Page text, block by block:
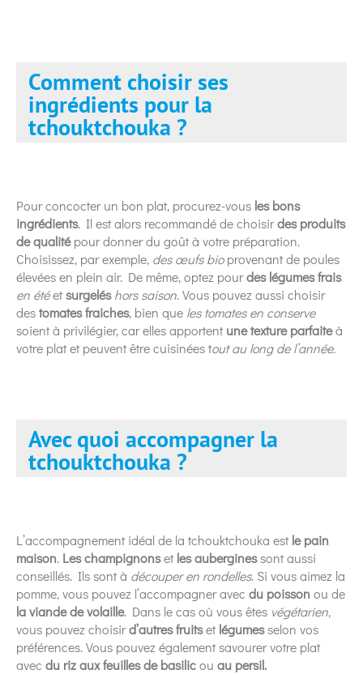
Comment choisir ses
ingrédients pour la
tchouktchouka ?
Pour concocter un bon plat, procurez-vous les bons
ingrédients. Il est alors recommandé de choisirdes produits
de qualitépour donner du goût à votre préparation.
Choisissez, par exemple, des œufs bioprovenant de poules
élevées en plein air. De même, optez pourdes légumes frais
en étéetsurgeléshors saison. Vous pouvez aussi choisir
destomates fraiches, bien que les tomates en conserve
soient à privilégier, car elles apportentune texture parfaiteà
votre plat et peuvent être cuisinées tout au long de l’année.
Avec quoi accompagner la
tchouktchouka ?
L’accompagnement idéal de la tchouktchouka estle pain
maison. Les champignonsetles auberginessont aussi
conseillés. Ils sont à découper en rondelles. Si vous aimez la
pomme, vous pouvez l’accompagner avec du poisson ou de
la viande de volaille. Dans le cas où vous êtes végétarien,
vous pouvez choisird’autres fruitsetlégumesselon vos
préférences. Vous pouvez également savourer votre plat
avec du riz aux feuillesde basilicou au persil.